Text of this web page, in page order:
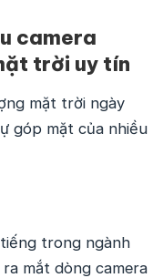
camera
trời uy tín
mặt trời ngày
góp mặt của nhiều
trong ngành
mắt dòng camera